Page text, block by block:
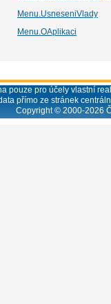
Menu.UsneseniVlady
Menu.OAplikaci
pouze pro účely vlastní
přímo ze stránek
Copyright © 2000-2026